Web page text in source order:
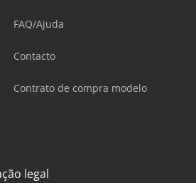
FAQ/Ajuda
Contacto
Contrato de compra modelo
legal